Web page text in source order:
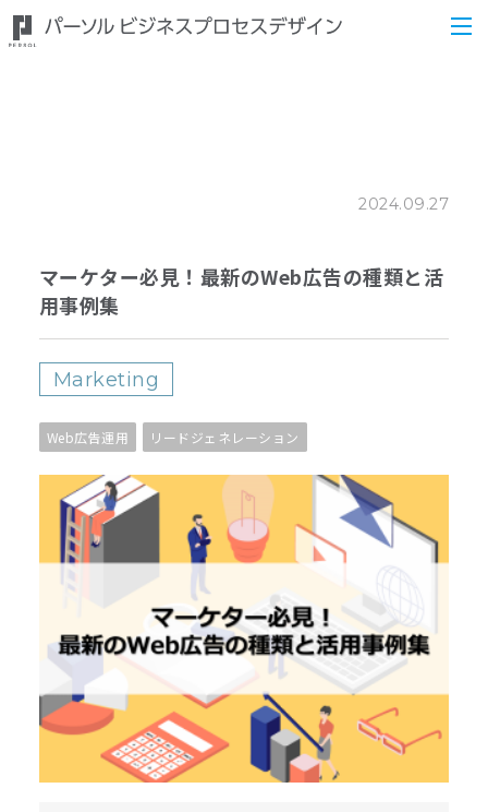
2024.09.27
マーケター必見！最新のWeb広告の種類と活
用事例集
Marketing
Web広告運用 リードジェネレーション